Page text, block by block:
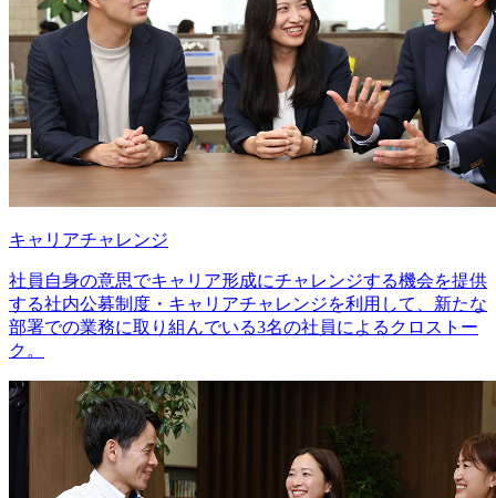
キャリアチャレンジ
社員自身の意思でキャリア形成にチャレンジする機会を提供
する社内公募制度・キャリアチャレンジを利用して、新たな
部署での業務に取り組んでいる3名の社員によるクロストー
ク。